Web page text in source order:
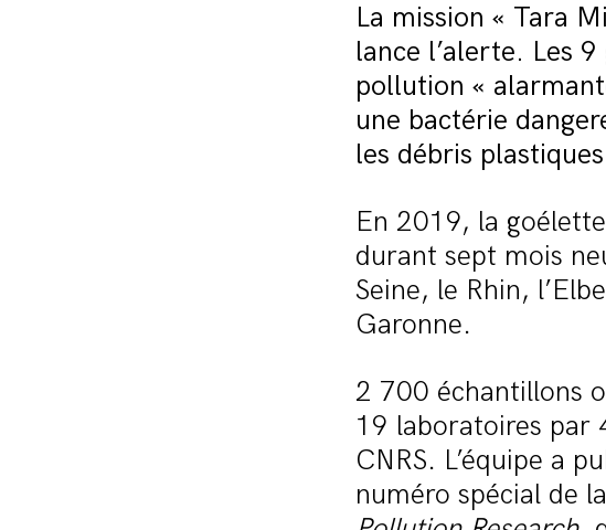
La mission « Tara
lance l’alerte. Les
pollution «
une bactérie
les débris
En 2019, la
durant sept mois
Seine, le Rhin,
Garonne.
2 700 échantillons
19 laboratoires par
CNRS. L’équipe a
numéro spécial de